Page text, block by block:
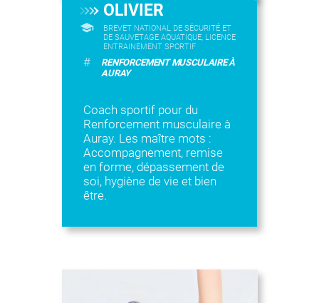
OLIVIER
BREVET NATIONAL DE SÉCURITÉ ET
DE SAUVETAGE AQUATIQUE, LICENCE
ENTRAINEMENT SPORTIF
#
RENFORCEMENT MUSCULAIRE À
AURAY
Coach sportif pour du
Renforcement musculaire à
Auray. Les maître mots :
Accompagnement, remise
en forme, dépassement de
soi, hygiène de vie et bien
être.